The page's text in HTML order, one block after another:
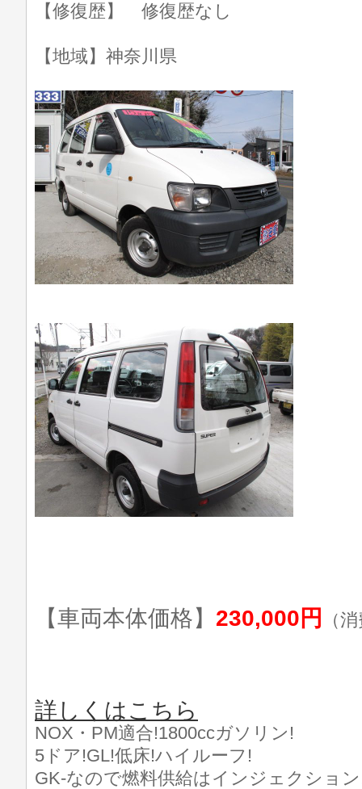
【修復歴】 修復歴なし
【地域】神奈川県
【車両本体価格】 230,000円 （
詳しくはこちら
NOX・PM適合!1800ccガソリン!
5ドア!GL!低床!ハイルーフ!
GK-なので燃料供給はインジェクショ